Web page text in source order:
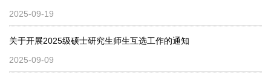
2025-09-19
关于开展2025级硕士研究生师生互选工作的通知
2025-09-09